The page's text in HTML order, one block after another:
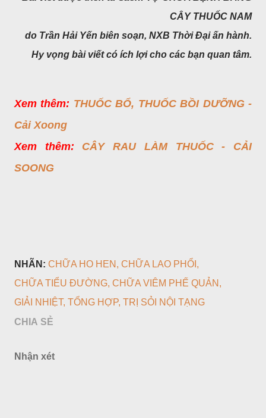
CÂY THUỐC NAM
do Trần Hải Yến biên soạn, NXB Thời Đại ấn hành.
Hy vọng bài viết có ích lợi cho các bạn quan tâm.
Xem thêm: THUỐC BỔ, THUỐC BỒI DƯỠNG -
Cải Xoong
Xem thêm: CÂY RAU LÀM THUỐC - CẢI
SOONG
NHÃN: CHỮA HO HEN
CHỮA LAO PHỔI
CHỮA TIỂU ĐƯỜNG CHỮA VIÊM PHẾ QUẢN
GIẢI NHIỆT TỔNG HỢP TRỊ SỎI NỘI TẠNG
CHIA SẺ
Nhận xét